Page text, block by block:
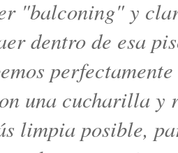
"balconing" y
dentro de esa
una cucharilla y
limpia posible,